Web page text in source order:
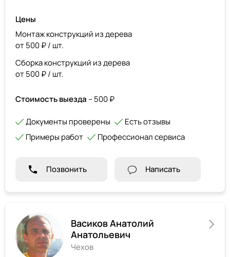
Цены
Монтаж конструкций из дерева
от 500 ₽ / шт.
Сборка конструкций из дерева
от 500 ₽ / шт.
Стоимость выезда – 500 ₽
Документы проверены
Есть отзывы
Примеры работ
Профессионал сервиса
Позвонить Написать
Васиков Анатолий
Анатольевич
Чехов